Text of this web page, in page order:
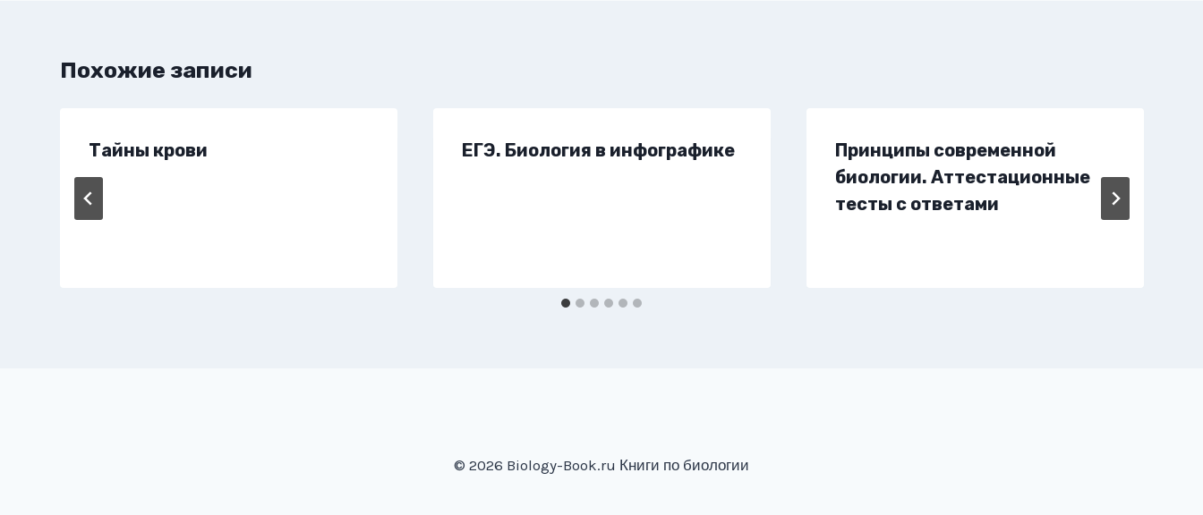
Похожие записи
Тайны крови ЕГЭ. Биология в инфографике
Принципы современной
биологии. Аттестационные
тесты с ответами
© 2026 Biology-Book.ru Книги по биологии